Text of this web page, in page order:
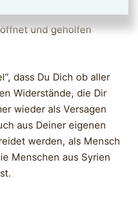
als Volk für diese
und geholfen
dass Du Dich ob aller
Widerstände, die Dir
wieder als Versagen
aus Deiner eigenen
werden, als Mensch
Menschen aus Syrien